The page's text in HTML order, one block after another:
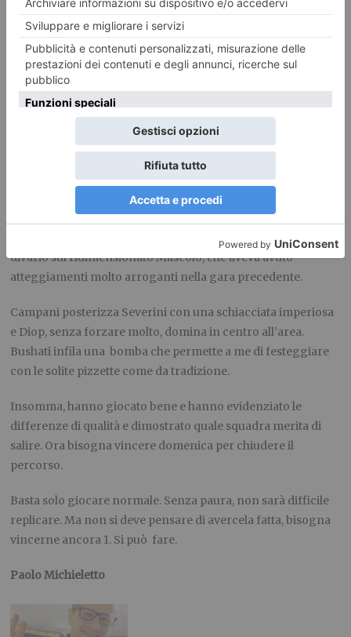
complessivamente uguale a quelle delle due partite
precedenti ma su soli 17 tentativi.
Dalla metà del terzo quarto in avanti è solo passerella per
Torino con punti segnati anche dal paziente Pagani e
comparsa in campo dei mini giovani Ferro e Origlia.
I protagonisti sono sicuramente Pinkins e Clark con punti
egiocate decisive durante tutto l’arco dell’incontro. Il duo
Cappelletti Penna si libera praticamente sempre della difesa
a tratti violenta degli avversari ( da rivedere un brutto fallo di
frustrazione di D’Ercole su Cappelletti su un tiro da 3,
probabilmente antisportivo) creando sempre un discreto
divario sul ridimensionato Mascolo, che aveva avuto
atteggiamenti molto arroganti nella gara precedente.
Campani posterizza Severini con una schiacciata imperiosa
e Diop, senza forzare molto, domina in centro all’area.
Bushati infila una bomba che permette a me di festeggiare
con le solite pizzette come da tradizione.
Insomma, hanno giocato bene e hanno evidenziato le
differenze di qualità e dimostrato quale squadra merita di
salire. Ora bisogna vincere domenica per chiudere il
percorso.
Basta solo giocare normale. Senza paura, non sarà difficile
replicare. Ma non si deve pensare di avercela fatta, bisogna
vincerne ancora 1. Si può fare.
Paolo Michieletto